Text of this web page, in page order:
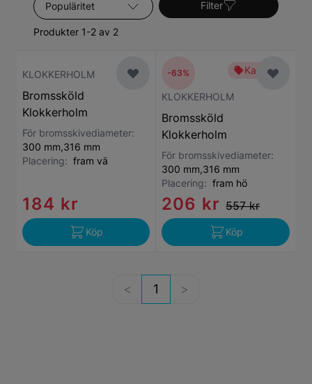
Produkter 1-2 av 2
Filter
KLOKKERHOLM
Bromssköld
Klokkerholm
För bromsskivediameter:
300 mm,316 mm
Placering: fram vä
184 kr
Köp
Kampanj
KLOKKERHOLM
Bromssköld
Klokkerholm
För bromsskivediameter:
300 mm,316 mm
Placering: fram hö
206 kr 557 kr
-63%
Köp
1